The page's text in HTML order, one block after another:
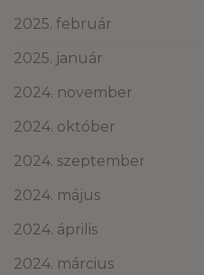
2025. február
2025. január
2024. november
2024. október
2024. szeptember
2024. május
2024. április
2024. március